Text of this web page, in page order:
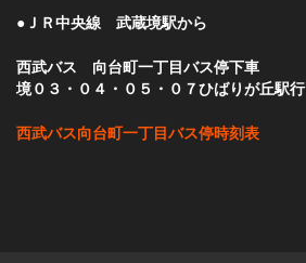
●ＪＲ中央線 武蔵境駅から
西武バス 向台町一丁目バス停下車
境０３・０４・０５・０７ひばりが丘駅行
西武バス向台町一丁目バス停時刻表